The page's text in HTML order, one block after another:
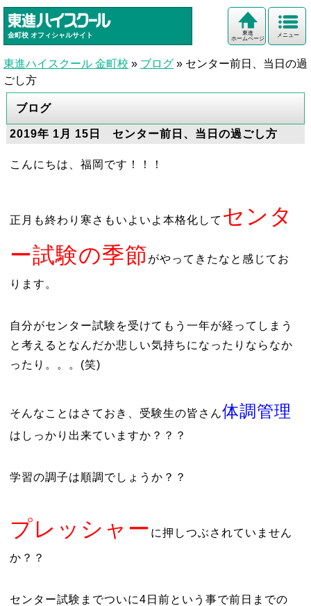
金町校 オフィシャルサイト メニュー
東進
ホームページ
東進ハイスクール 金町校 » ブログ » センター前日、当日の過
ごし方
ブログ
2019年 1月 15日 センター前日、当日の過ごし方
こんにちは、福岡です！！！
正月も終わり寒さもいよいよ本格化して センタ
ー試験の季節がやってきたなと感じてお
ります。
自分がセンター試験を受けてもう一年が経ってしまう
と考えるとなんだか悲しい気持ちになったりならなか
ったり。。。(笑)
そんなことはさておき、受験生の皆さん体調管理
はしっかり出来ていますか？？？
学習の調子は順調でしょうか？？
プレッシャー に押しつぶされていません
か？？
センター試験までついに4日前という事で前日までの